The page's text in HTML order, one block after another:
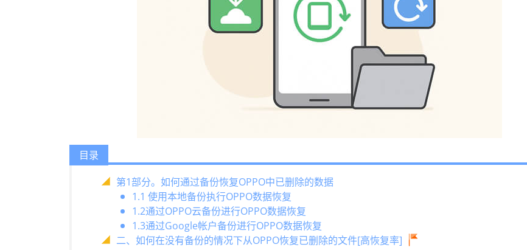
目录
第1部分。如何通过备份恢复OPPO中已删除的数据
1.1 使用本地备份执行OPPO数据恢复
1.2通过OPPO云备份进行OPPO数据恢复
1.3通过Google帐户备份进行OPPO数据恢复
二、如何在没有备份的情况下从OPPO恢复已删除的文件[高恢复率]